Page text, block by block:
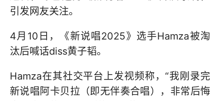
引发网友关注。
4月10日，《新说唱2025》选手Hamza被淘
汰后喊话diss黄子韬。
Hamza在其社交平台上发视频称，“我刚录完
新说唱阿卡贝拉（即无伴奏合唱），非常后悔